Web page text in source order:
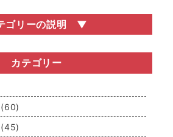
ゴリーの説明
どの医局行事の情報や、関連学会
いろなお知らせを掲載していま
なのかはさだかではありませんが、
）からの近況報告です。
カテゴリー
(60)
(45)